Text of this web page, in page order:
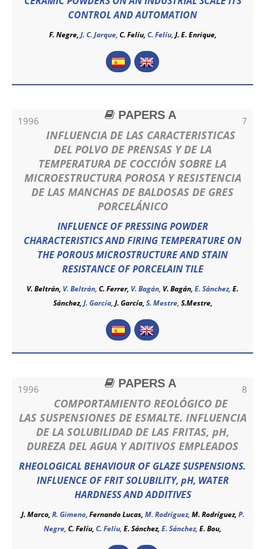
CONTROL AND AUTOMATION
F. Negre, J. C. Jarque, C. Felíu, C. Felíu, J. E. Enrique,
1996 7
PAPERS A
INFLUENCIA DE LAS CARACTERISTICAS
DEL POLVO DE PRENSAS Y DE LA
TEMPERATURA DE COCCIÓN SOBRE LA
MICROESTRUCTURA POROSA Y RESISTENCIA
DE LAS MANCHAS DE BALDOSAS DE GRES
PORCELÁNICO
INFLUENCE OF PRESSING POWDER
CHARACTERISTICS AND FIRING TEMPERATURE ON
THE POROUS MICROSTRUCTURE AND STAIN
RESISTANCE OF PORCELAIN TILE
V. Beltrán, V. Beltrán, C. Ferrer, V. Bagán, V. Bagán, E. Sánchez, E.
Sánchez, J. García, J. García, S. Mestre, S.Mestre,
1996 8
PAPERS A
COMPORTAMIENTO REOLÓGICO DE
LAS SUSPENSIONES DE ESMALTE. INFLUENCIA
DE LA SOLUBILIDAD DE LAS FRITAS, pH,
DUREZA DEL AGUA Y ADITIVOS EMPLEADOS
RHEOLOGICAL BEHAVIOUR OF GLAZE SUSPENSIONS.
INFLUENCE OF FRIT SOLUBILITY, pH, WATER
HARDNESS AND ADDITIVES
J. Marco, R. Gimeno, Fernando Lucas, M. Rodríguez, M. Rodríguez, P.
Negre, C. Felíu, C. Felíu, E. Sánchez, E. Sánchez, E. Bou,